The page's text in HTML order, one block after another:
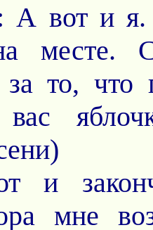
А вот и я.
месте.
то, что
и
мне